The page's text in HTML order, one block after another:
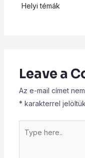
Helyi témák
Leave a
Az e-mail címet
* karakterrel jelöltük
here..